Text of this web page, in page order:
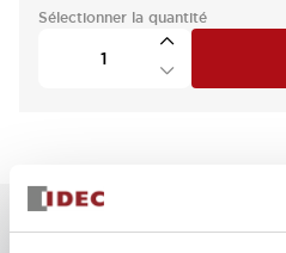
Sélectionner la quantité